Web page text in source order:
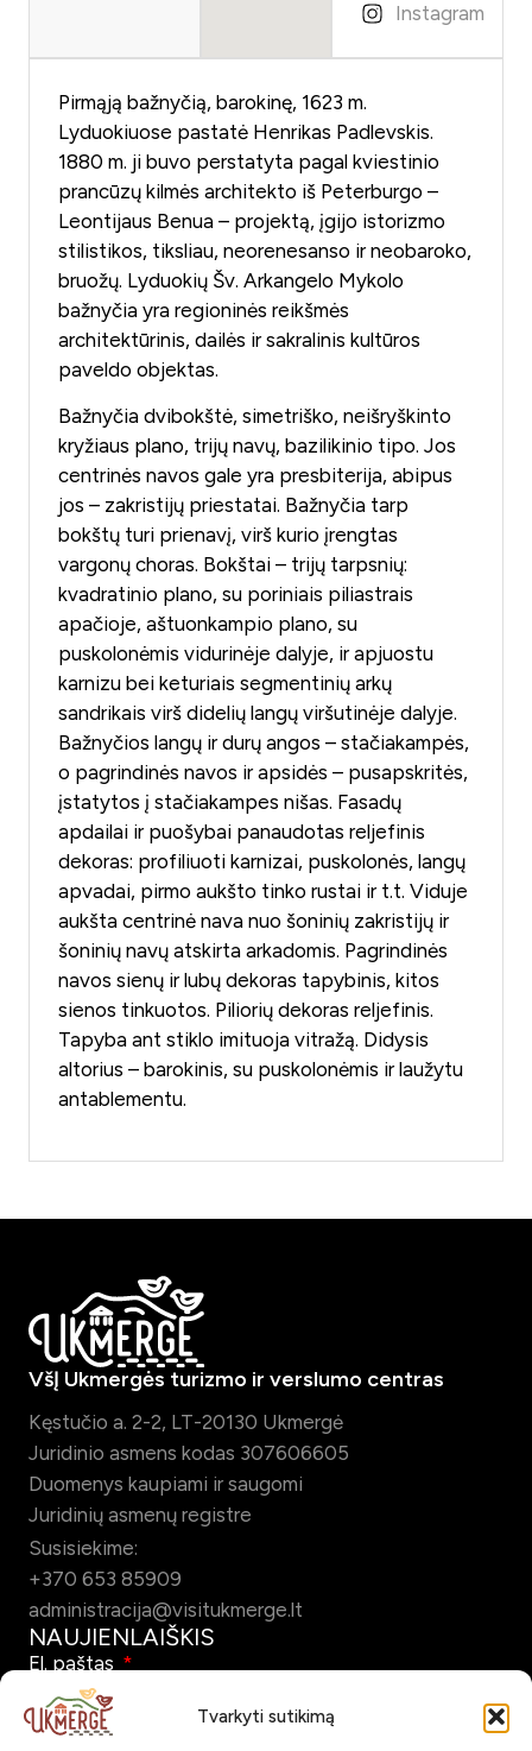
Tvarkyti sutikimą
Instagram
Pirmąją bažnyčią, barokinę, 1623 m.
Lyduokiuose pastatė Henrikas Padlevskis.
1880 m. ji buvo perstatyta pagal kviestinio
prancūzų kilmės architekto iš Peterburgo –
Leontijaus Benua – projektą, įgijo istorizmo
stilistikos, tiksliau, neorenesanso ir neobaroko,
bruožų. Lyduokių Šv. Arkangelo Mykolo
bažnyčia yra regioninės reikšmės
architektūrinis, dailės ir sakralinis kultūros
paveldo objektas.
Bažnyčia dvibokštė, simetriško, neišryškinto
kryžiaus plano, trijų navų, bazilikinio tipo. Jos
centrinės navos gale yra presbiterija, abipus
jos – zakristijų priestatai. Bažnyčia tarp
bokštų turi prienavį, virš kurio įrengtas
vargonų choras. Bokštai – trijų tarpsnių:
kvadratinio plano, su poriniais piliastrais
apačioje, aštuonkampio plano, su
puskolonėmis vidurinėje dalyje, ir apjuostu
karnizu bei keturiais segmentinių arkų
sandrikais virš didelių langų viršutinėje dalyje.
Bažnyčios langų ir durų angos – stačiakampės,
o pagrindinės navos ir apsidės – pusapskritės,
įstatytos į stačiakampes nišas. Fasadų
apdailai ir puošybai panaudotas reljefinis
dekoras: profiliuoti karnizai, puskolonės, langų
apvadai, pirmo aukšto tinko rustai ir t.t. Viduje
aukšta centrinė nava nuo šoninių zakristijų ir
šoninių navų atskirta arkadomis. Pagrindinės
navos sienų ir lubų dekoras tapybinis, kitos
sienos tinkuotos. Piliorių dekoras reljefinis.
Tapyba ant stiklo imituoja vitražą. Didysis
altorius – barokinis, su puskolonėmis ir laužytu
antablementu.
VšĮ Ukmergės turizmo ir verslumo centras
Kęstučio a. 2-2, LT-20130 Ukmergė
Juridinio asmens kodas 307606605
Duomenys kaupiami ir saugomi
Juridinių asmenų registre
Susisiekime:
+370 653 85909
administracija@visitukmerge.lt
NAUJIENLAIŠKIS
El. paštas